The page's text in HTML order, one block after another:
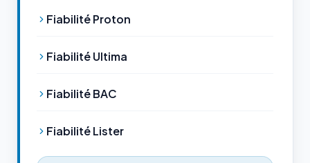
Fiabilité Proton
Fiabilité Ultima
Fiabilité BAC
Fiabilité Lister